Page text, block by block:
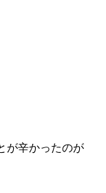
が辛かったのが